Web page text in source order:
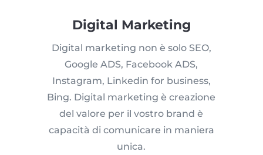
Digital Marketing
Digital marketing non è solo SEO,
Google ADS, Facebook ADS,
Instagram, Linkedin for business,
Bing. Digital marketing è creazione
del valore per il vostro brand è
capacità di comunicare in maniera
unica.